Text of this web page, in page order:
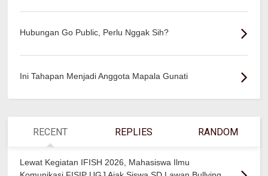
Hubungan Go Public, Perlu Nggak Sih?
Ini Tahapan Menjadi Anggota Mapala Gunati
RECENT REPLIES RANDOM
Lewat Kegiatan IFISH 2026, Mahasiswa Ilmu